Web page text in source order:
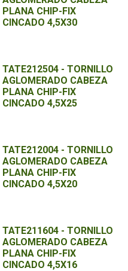
PLANA CHIP-FIX
CINCADO 4,5X30
TATE212504 - TORNILLO
AGLOMERADO CABEZA
PLANA CHIP-FIX
CINCADO 4,5X25
TATE212004 - TORNILLO
AGLOMERADO CABEZA
PLANA CHIP-FIX
CINCADO 4,5X20
TATE211604 - TORNILLO
AGLOMERADO CABEZA
PLANA CHIP-FIX
CINCADO 4,5X16